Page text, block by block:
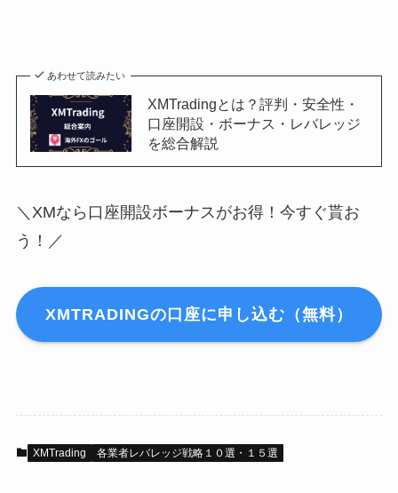
あわせて読みたい
XMTradingとは？評判・安全性・
口座開設・ボーナス・レバレッジ
を総合解説
＼XMなら口座開設ボーナスがお得！今すぐ貰お
う！／
XMTRADINGの口座に申し込む（無料）
XMTrading 各業者レバレッジ戦略１０選・１５選